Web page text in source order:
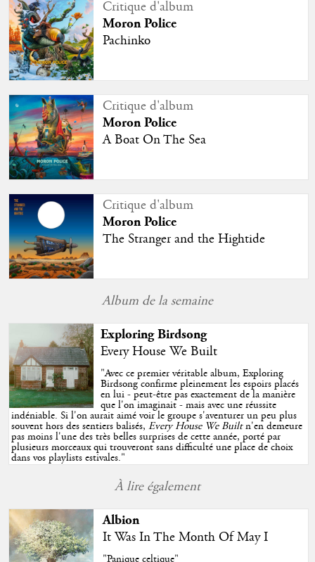
Critique d'album
Moron Police
Pachinko
Critique d'album
Moron Police
A Boat On The Sea
Critique d'album
Moron Police
The Stranger and the Hightide
Album de la semaine
Exploring Birdsong
Every House We Built
"Avec ce premier véritable album, Exploring
Birdsong confirme pleinement les espoirs placés
en lui - peut-être pas exactement de la manière
que l'on imaginait - mais avec une réussite
indéniable. Si l'on aurait aimé voir le groupe s'aventurer un peu plus
souvent hors des sentiers balisés,Every House We Builtn'en demeure
pas moins l'une des très belles surprises de cette année, porté par
plusieurs morceaux qui trouveront sans difficulté une place de choix
dans vos playlists estivales."
À lire également
Albion
It Was In The Month Of May I
"Panique celtique"